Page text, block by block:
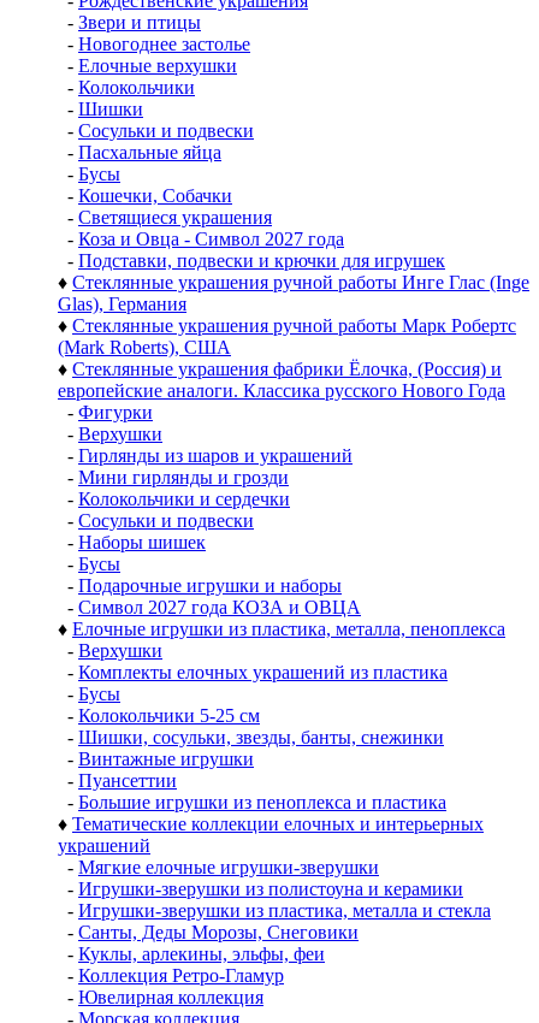
- Звери и птицы
- Новогоднее застолье
- Елочные верхушки
- Колокольчики
- Шишки
- Сосульки и подвески
- Пасхальные яйца
- Бусы
- Кошечки, Собачки
- Светящиеся украшения
- Коза и Овца - Символ 2027 года
- Подставки, подвески и крючки для игрушек
♦ Стеклянные украшения ручной работы Инге Глас (Inge
Glas), Германия
♦ Стеклянные украшения ручной работы Марк Робертс
(Mark Roberts), США
♦ Стеклянные украшения фабрики Ёлочка, (Россия) и
европейские аналоги. Классика русского Нового Года
- Фигурки
- Верхушки
- Гирлянды из шаров и украшений
- Мини гирлянды и грозди
- Колокольчики и сердечки
- Сосульки и подвески
- Наборы шишек
- Бусы
- Подарочные игрушки и наборы
- Символ 2027 года КОЗА и ОВЦА
♦ Елочные игрушки из пластика, металла, пеноплекса
- Верхушки
- Комплекты елочных украшений из пластика
- Бусы
- Колокольчики 5-25 см
- Шишки, сосульки, звезды, банты, снежинки
- Винтажные игрушки
- Пуансеттии
- Большие игрушки из пеноплекса и пластика
♦ Тематические коллекции елочных и интерьерных
украшений
- Мягкие елочные игрушки-зверушки
- Игрушки-зверушки из полистоуна и керамики
- Игрушки-зверушки из пластика, металла и стекла
- Санты, Деды Морозы, Снеговики
- Куклы, арлекины, эльфы, феи
- Коллекция Ретро-Гламур
- Ювелирная коллекция
- Морская коллекция